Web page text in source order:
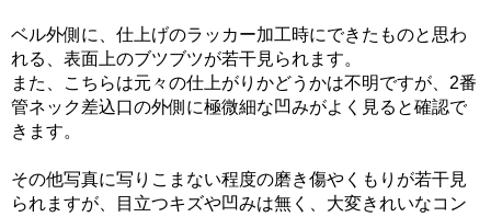
ベル外側に、仕上げのラッカー加工時にできたものと思わ
れる、表面上のブツブツが若干見られます。
また、こちらは元々の仕上がりかどうかは不明ですが、2番
管ネック差込口の外側に極微細な凹みがよく見ると確認で
きます。
その他写真に写りこまない程度の磨き傷やくもりが若干見
られますが、目立つキズや凹みは無く、大変きれいなコン